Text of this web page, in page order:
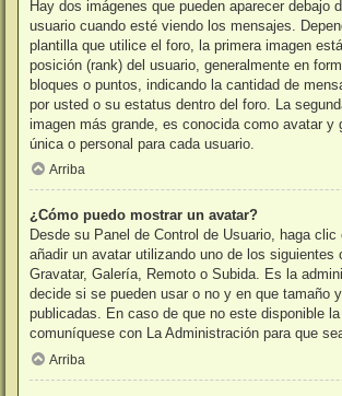
Hay dos imágenes que pueden aparecer debajo
usuario cuando esté viendo los mensajes.
plantilla que utilice el foro, la primera imagen
posición (rank) del usuario, generalmente en
bloques o puntos, indicando la cantidad de
por usted o su estatus dentro del foro. La
imagen más grande, es conocida como avatar y
única o personal para cada usuario.
Arriba
¿Cómo puedo mostrar un avatar?
Desde su Panel de Control de Usuario, haga clic
añadir un avatar utilizando uno de los siguientes
Gravatar, Galería, Remoto o Subida. Es la
decide si se pueden usar o no y en que tamaño
publicadas. En caso de que no este disponible
comuníquese con La Administración para que
Arriba